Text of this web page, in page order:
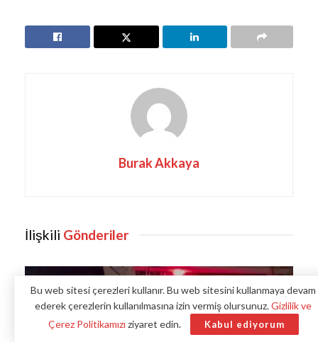
Burak Akkaya
İlişkili Gönderiler
Bu web sitesi çerezleri kullanır. Bu web sitesini kullanmaya devam
ederek çerezlerin kullanılmasına izin vermiş olursunuz.Gizlilik ve
Çerez Politikamızı ziyaret edin. Kabul ediyorum